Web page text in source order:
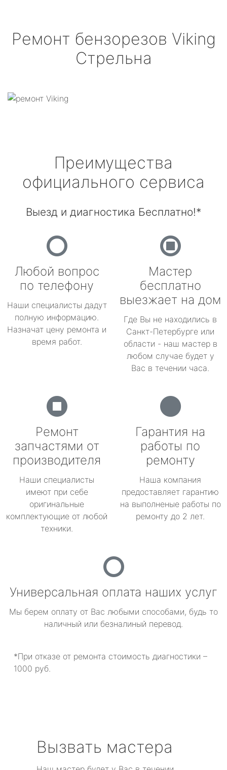
Ремонт бензорезов Viking
Стрельна
Преимущества
официального сервиса
Выезд и диагностика Бесплатно!*
Любой вопрос
по телефону
Наши специалисты дадут
полную информацию.
Назначат цену ремонта и
время работ.
Мастер
бесплатно
выезжает на дом
Где Вы не находились в
Санкт-Петербурге или
области - наш мастер в
любом случае будет у
Вас в течении часа.
Ремонт
запчастями от
производителя
Наши специалисты
имеют при себе
оригинальные
комплектующие от любой
техники.
Гарантия на
работы по
ремонту
Наша компания
предоставляет гарантию
на выполненые работы по
ремонту до 2 лет.
Универсальная оплата наших услуг
Мы берем оплату от Вас любыми способами, будь то
наличный или безналиный перевод.
*При отказе от ремонта стоимость диагностики –
1000 руб.
Вызвать мастера